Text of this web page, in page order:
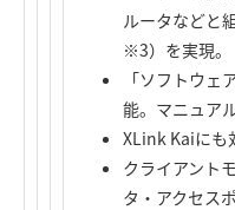
ルータなどと
※3）を実現。
「ソフトウ
能。マニュア
XLink Kaiにも
クライアント
タ・アクセス